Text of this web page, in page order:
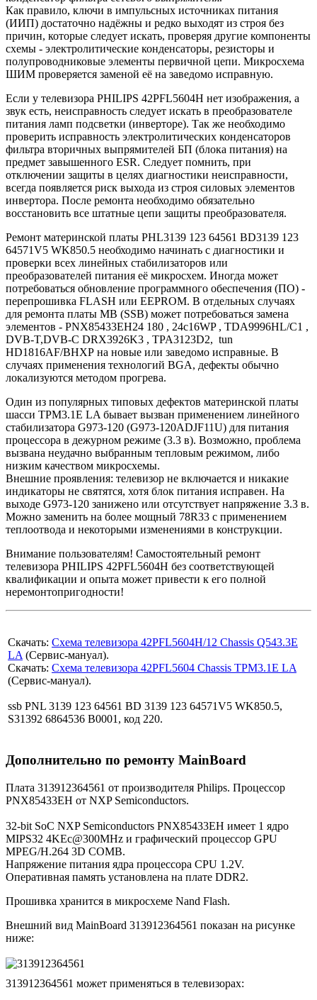
Как правило, ключи в импульсных источниках питания
(ИИП) достаточно надёжны и редко выходят из строя без
причин, которые следует искать, проверяя другие компоненты
схемы - электролитические конденсаторы, резисторы и
полупроводниковые элементы первичной цепи. Микросхема
ШИМ проверяется заменой её на заведомо исправную.
Если у телевизора PHILIPS 42PFL5604H нет изображения, а
звук есть, неисправность следует искать в преобразователе
питания ламп подсветки (инверторе). Так же необходимо
проверить исправность электролитических конденсаторов
фильтра вторичных выпрямителей БП (блока питания) на
предмет завышенного ESR. Следует помнить, при
отключении защиты в целях диагностики неисправности,
всегда появляется риск выхода из строя силовых элементов
инвертора. После ремонта необходимо обязательно
восстановить все штатные цепи защиты преобразователя.
Ремонт материнской платы PHL3139 123 64561 BD3139 123
64571V5 WK850.5 необходимо начинать с диагностики и
проверки всех линейных стабилизаторов или
преобразователей питания её микросхем. Иногда может
потребоваться обновление программного обеспечения (ПО) -
перепрошивка FLASH или EEPROM. В отдельных случаях
для ремонта платы MB (SSB) может потребоваться замена
элементов - PNX85433EH24 180 , 24c16WP , TDA9996HL/C1 ,
DVB-T,DVB-C DRX3926K3 , TPA3123D2, tun
HD1816AF/BHXP на новые или заведомо исправные. В
случаях применения технологий BGA, дефекты обычно
локализуются методом прогрева.
Один из популярных типовых дефектов материнской платы
шасси TPM3.1E LA бывает вызван применением линейного
стабилизатора G973-120 (G973-120ADJF11U) для питания
процессора в дежурном режиме (3.3 в). Возможно, проблема
вызвана неудачно выбранным тепловым режимом, либо
низким качеством микросхемы.
Внешние проявления: телевизор не включается и никакие
индикаторы не святятся, хотя блок питания исправен. На
выходе G973-120 занижено или отсутствует напряжение 3.3 в.
Можно заменить на более мощный 78R33 с применением
теплоотвода и некоторыми изменениями в конструкции.
Внимание пользователям! Самостоятельный ремонт
телевизора PHILIPS 42PFL5604H без соответствующей
квалификации и опыта может привести к его полной
неремонтопригодности!
Скачать: Схема телевизора 42PFL5604H/12 Chassis Q543.3E
LA (Сервис-мануал).
Скачать: Схема телевизора 42PFL5604 Chassis TPM3.1E LA
(Сервис-мануал).
ssb PNL 3139 123 64561 BD 3139 123 64571V5 WK850.5,
S31392 6864536 B0001, код 220.
Дополнительно по ремонту MainBoard
Плата 313912364561 от производителя Philips. Процессор
PNX85433EH от NXP Semiconductors.
32-bit SoC NXP Semiconductors PNX85433EH имеет 1 ядро
MIPS32 4KEc@300MHz и графический процессор GPU
MPEG/H.264 3D COMB.
Напряжение питания ядра процессора CPU 1.2V.
Оперативная память установлена на плате DDR2.
Прошивка хранится в микросхеме Nand Flash.
Внешний вид MainBoard 313912364561 показан на рисунке
ниже:
313912364561 может применяться в телевизорах: